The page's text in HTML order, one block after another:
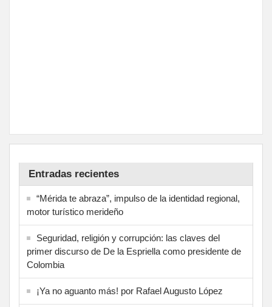
Entradas recientes
“Mérida te abraza”, impulso de la identidad regional,
motor turístico merideño
Seguridad, religión y corrupción: las claves del
primer discurso de De la Espriella como presidente de
Colombia
¡Ya no aguanto más! por Rafael Augusto López